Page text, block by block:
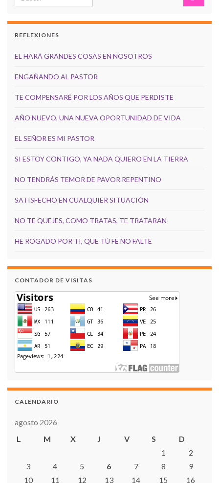
REFLEXIONES
EL HARÁ GRANDES COSAS EN NOSOTROS
ENGAÑANDO AL PASTOR
TE COMPENSARÉ POR LOS AÑOS QUE PERDISTE
AÑO NUEVO, UNA NUEVA OPORTUNIDAD DE VIDA
EL SEÑOR ES MI PASTOR
SI ESTOY CONTIGO, YA NADA QUIERO EN LA TIERRA
NO TENDRÁS TEMOR DE PAVOR REPENTINO
SATISFECHO EN CUALQUIER SITUACIÓN
NO TE QUEJES, COMO TRATAS, TE TRATARAN
HE ROGADO POR TI, QUE TÚ FE NO FALTE
CONTADOR DE VISITAS
CALENDARIO
agosto 2026
L
M X J V S
D
1
2
3
4 5 6 7 8
9
10
11 12 13 14 15 16